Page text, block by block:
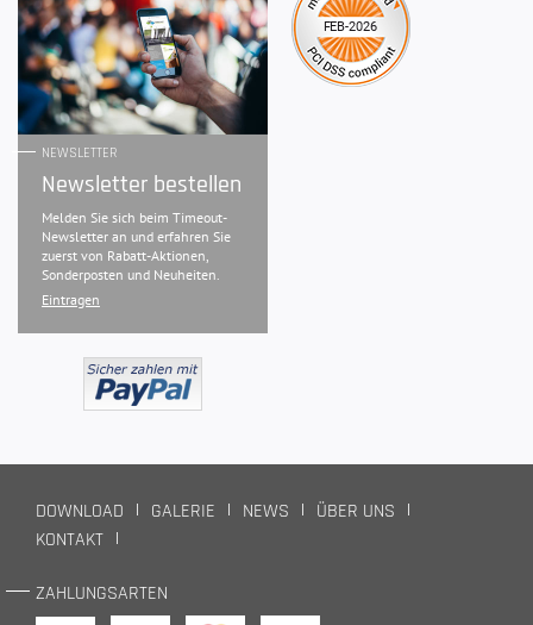
NEWSLETTER
Newsletter bestellen
Melden Sie sich beim Timeout-
Newsletter an und erfahren Sie
zuerst von Rabatt-Aktionen,
Sonderposten und Neuheiten.
Eintragen
DOWNLOAD GALERIE NEWS
ÜBER UNS
KONTAKT
ZAHLUNGSARTEN